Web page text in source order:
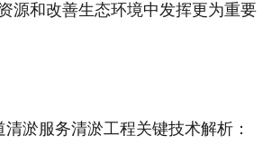
源和改善生态环境中发挥更为重要
淤服务清淤工程关键技术解析：